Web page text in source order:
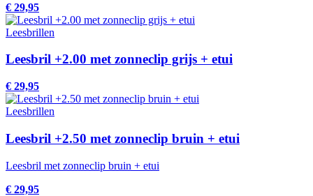
€ 29,95
Leesbrillen
Leesbril +2.00 met zonneclip grijs + etui
€ 29,95
Leesbrillen
Leesbril +2.50 met zonneclip bruin + etui
Leesbril met zonneclip bruin + etui
€ 29,95